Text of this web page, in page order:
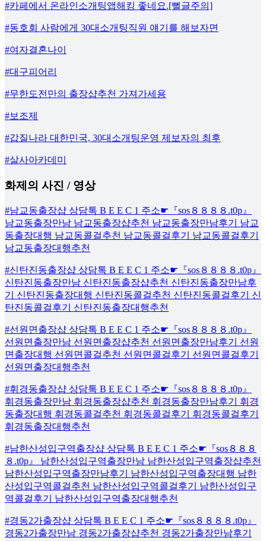
#카페에서 온라인소개팅앱해킹 좋네요.[뻘글주의]
#동호회 사람에게 30대소개팅직원 얘기를 해보자면
#여자결혼나이
#대구피어리
#무한도전만의 출장샵추천 가져가세용
#보조제
#갑질나라 대한민국, 30대소개팅운영 제보자의 최후
#살사아카데미
화제의 사진 / 영상
#남교동출장샵 상담톡 B E E C 1 주소☛『sos８８８８.t0p』
남교동출장만남 남교동출장샵추천 남교동출장만남후기 남교
동출장대행 남교동콜걸추천 남교동콜걸후기 남교동콜걸후기
남교동출장대행추천
#신탄진동출장샵 상담톡 B E E C 1 주소☛『sos８８８８.t0p』
신탄진동출장만남 신탄진동출장샵추천 신탄진동출장만남후
기 신탄진동출장대행 신탄진동콜걸추천 신탄진동콜걸후기 신
탄진동콜걸후기 신탄진동출장대행추천
#선원면출장샵 상담톡 B E E C 1 주소☛『sos８８８８.t0p』
선원면출장만남 선원면출장샵추천 선원면출장만남후기 선원
면출장대행 선원면콜걸추천 선원면콜걸후기 선원면콜걸후기
선원면출장대행추천
#휘경동출장샵 상담톡 B E E C 1 주소☛『sos８８８８.t0p』
휘경동출장만남 휘경동출장샵추천 휘경동출장만남후기 휘경
동출장대행 휘경동콜걸추천 휘경동콜걸후기 휘경동콜걸후기
휘경동출장대행추천
#남한산성입구역출장샵 상담톡 B E E C 1 주소☛『sos８８８
８.t0p』 남한산성입구역출장만남 남한산성입구역출장샵추천
남한산성입구역출장만남후기 남한산성입구역출장대행 남한
산성입구역콜걸추천 남한산성입구역콜걸후기 남한산성입구
역콜걸후기 남한산성입구역출장대행추천
#경동2가출장샵 상담톡 B E E C 1 주소☛『sos８８８８.t0p』
경동2가출장만남 경동2가출장샵추천 경동2가출장만남후기